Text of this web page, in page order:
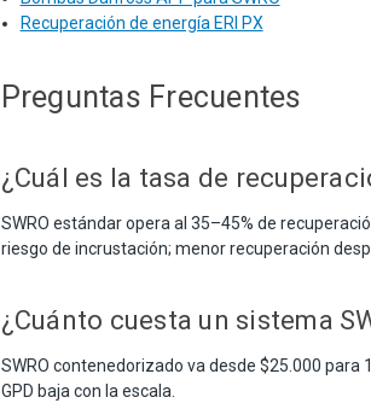
Recuperación de energía ERI PX
Preguntas Frecuentes
¿Cuál es la tasa de
SWRO estándar opera al 35–45% de
riesgo de incrustación; menor recuperación
¿Cuánto cuesta un sistema
SWRO contenedorizado va desde $25.000 para
GPD baja con la escala.